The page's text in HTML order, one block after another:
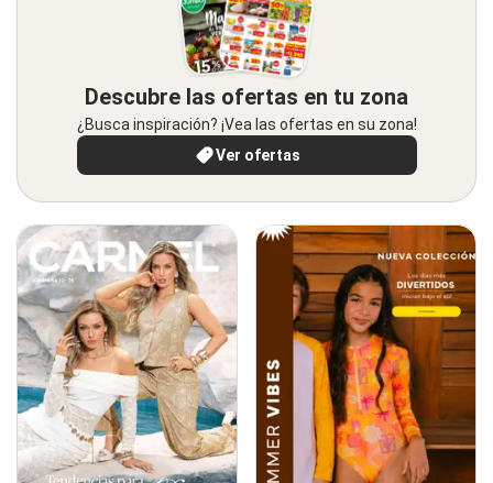
Descubre las ofertas en tu zona
¿Busca inspiración? ¡Vea las ofertas en su zona!
Ver ofertas